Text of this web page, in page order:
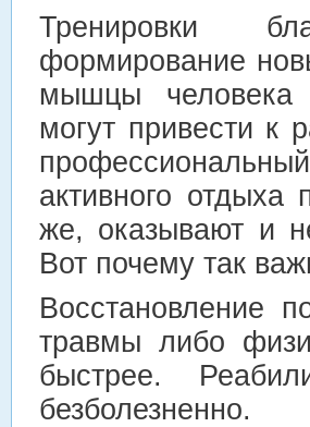
Тренировки
формирование
мышцы человека
могут привести к
активного отдыха
же, оказывают и
Вот почему так
Восстановление
травмы либо
быстрее.
безболезненно.